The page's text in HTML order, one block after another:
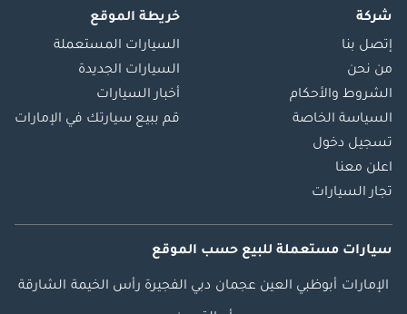
شركة
إتصل بنا
من نحن
الشروط والأحكام
السياسة الخاصة
تسجيل دخول
اعلن معنا
تجار السيارات
خريطة الموقع
السيارات المستعملة
السيارات الجديدة
أخبار السيارات
قم ببيع سيارتك في الإمارات
سيارات مستعملة للبيع حسب الموقع
الإمارات أبوظبي العين عجمان دبي الفجيرة رأس الخيمة الشارقة